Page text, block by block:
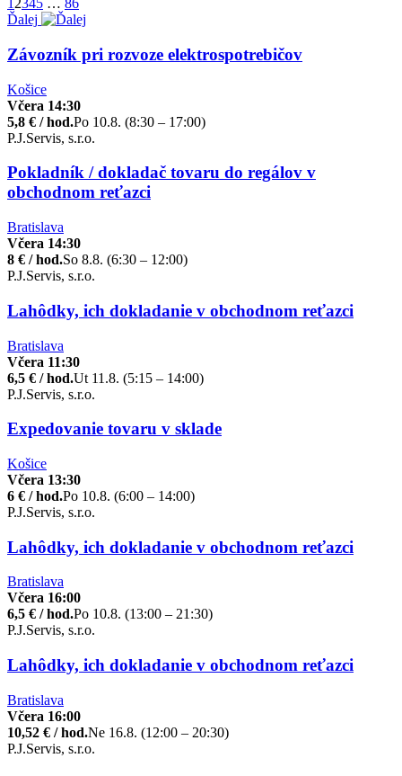
1 2345 … 86
Ďalej
Závozník pri rozvoze elektrospotrebičov
Košice
Včera 14:30
5,8 € / hod.Po 10.8. (8:30 – 17:00)
P.J.Servis, s.r.o.
Pokladník / dokladač tovaru do regálov v
obchodnom reťazci
Bratislava
Včera 14:30
8 € / hod.So 8.8. (6:30 – 12:00)
P.J.Servis, s.r.o.
Lahôdky, ich dokladanie v obchodnom reťazci
Bratislava
Včera 11:30
6,5 € / hod.Ut 11.8. (5:15 – 14:00)
P.J.Servis, s.r.o.
Expedovanie tovaru v sklade
Košice
Včera 13:30
6 € / hod.Po 10.8. (6:00 – 14:00)
P.J.Servis, s.r.o.
Lahôdky, ich dokladanie v obchodnom reťazci
Bratislava
Včera 16:00
6,5 € / hod.Po 10.8. (13:00 – 21:30)
P.J.Servis, s.r.o.
Lahôdky, ich dokladanie v obchodnom reťazci
Bratislava
Včera 16:00
10,52 € / hod.Ne 16.8. (12:00 – 20:30)
P.J.Servis, s.r.o.